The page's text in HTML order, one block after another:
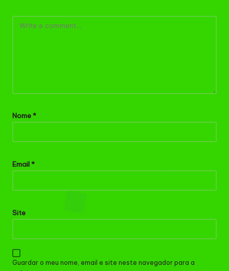
Nome*
Email*
Site
Guardar o meu nome, email e site neste navegador para a